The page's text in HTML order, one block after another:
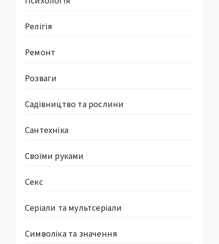
Релігія
Ремонт
Розваги
Садівництво та рослини
Сантехніка
Своїми руками
Секс
Серіали та мультсеріали
Символіка та значення